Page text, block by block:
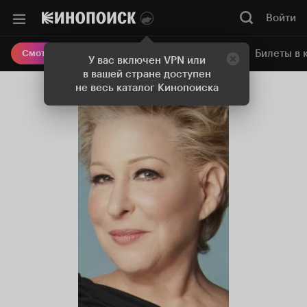
У вас включен VPN или
в вашей стране доступен
не весь каталог Кинопоиска
Войти
Смотреть кино Онлайн-кинотеатр Билеты в